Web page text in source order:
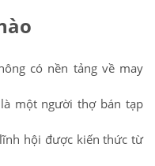
có nền tảng về may
một người thợ bán tạp
hội được kiến thức từ